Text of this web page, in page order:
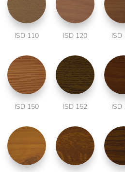
ISD 110 ISD 120 ISD
ISD 150 ISD 152 ISD